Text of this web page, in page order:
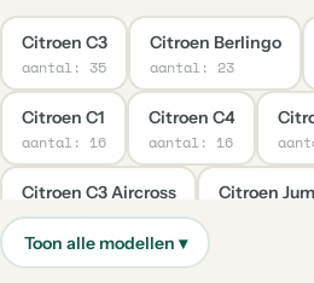
Citroen C3
aantal: 35
Citroen Berlingo
aantal: 23
Citroen C1
aantal: 16
Citroen C4
aantal: 16
Citroen C3 Aircross
aantal: 7
Citroen
Citroen C4 Cactus